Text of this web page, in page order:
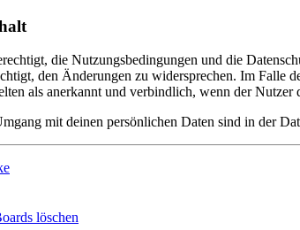
die Nutzungsbedingungen und die
den Änderungen zu widersprechen. Im Falle
als anerkannt und verbindlich, wenn der Nutzer
mit deinen persönlichen Daten sind in der
löschen